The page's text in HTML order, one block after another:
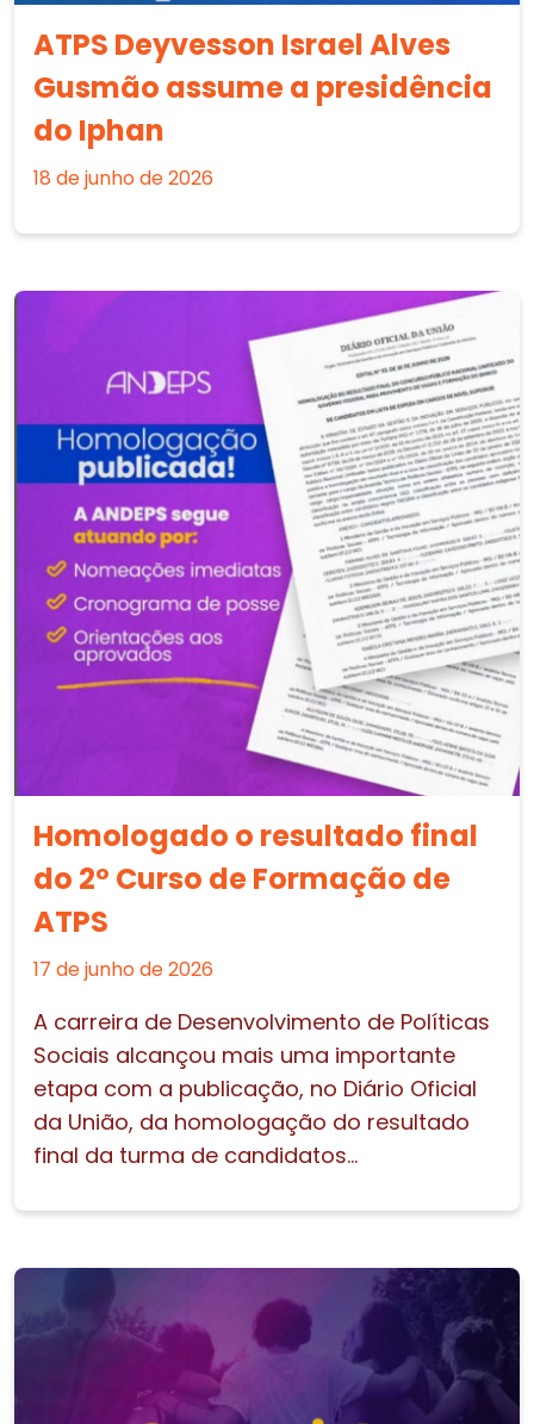
ATPS Deyvesson Israel Alves
Gusmão assume a presidência
do Iphan
18 de junho de 2026
Homologado o resultado final
do 2º Curso de Formação de
ATPS
17 de junho de 2026
A carreira de Desenvolvimento de Políticas
Sociais alcançou mais uma importante
etapa com a publicação, no Diário Oficial
da União, da homologação do resultado
final da turma de candidatos...